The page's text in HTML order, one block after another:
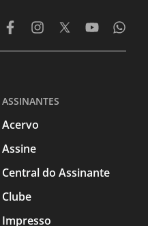
ASSINANTES
Acervo
Assine
Central do Assinante
Clube
Impresso